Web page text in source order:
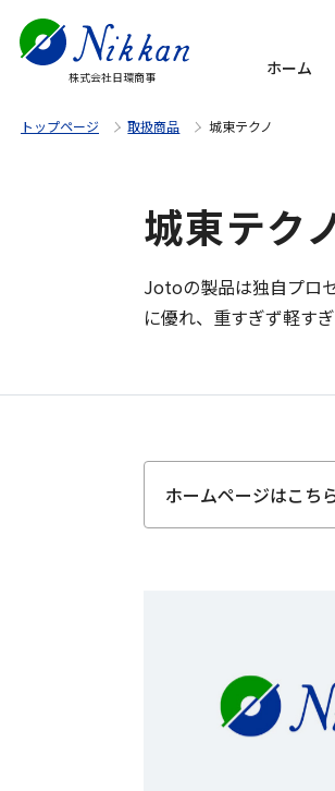
株式会社日環商事 ホーム
トップページ 取扱商品 城東テクノ
城東テク
Jotoの製品は独自プロ
に優れ、重すぎず軽す
ホームページはこち